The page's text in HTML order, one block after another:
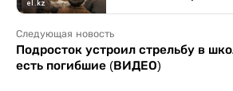
Следующая новость
Подросток устроил стрельбу в
есть погибшие (ВИДЕО)